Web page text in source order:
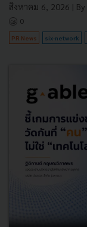
สิงหาคม 6, 2026 | By
0
PR News six-network